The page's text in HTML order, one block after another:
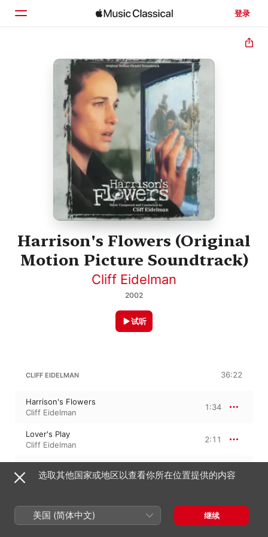
登录
主页
Harrison's Flowers (Original
Motion Picture Soundtrack)
Cliff Eidelman
2002
试听
CLIFF EIDELMAN 36:22
Harrison's Flowers
Cliff Eidelman
1:34
Lover's Play
Cliff Eidelman
2:11
Cliff Eidelman
1:27
Cliff Eidelman
2:24
选取其他国家或地区以查看你所在位置提供的内容
美国 (简体中文) 继续